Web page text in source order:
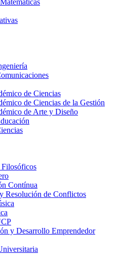
de Ciencias
de Ciencias de la Gestión
de Arte y Diseño
Filosóficos
Contínua
Resolución de Conflictos
y Desarrollo Emprendedor